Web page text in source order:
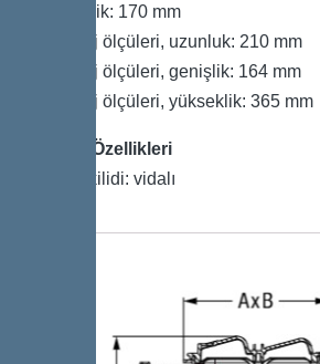
Yükseklik: 170 mm
Ambalaj ölçüleri, uzunluk: 210 mm
Ambalaj ölçüleri, genişlik: 164 mm
Ambalaj ölçüleri, yükseklik: 365 mm
Kapak Özellikleri
Kapak kilidi: vidalı